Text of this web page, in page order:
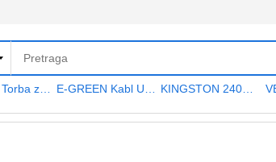
TARGUS Torba za notebook 15.6" TAR300